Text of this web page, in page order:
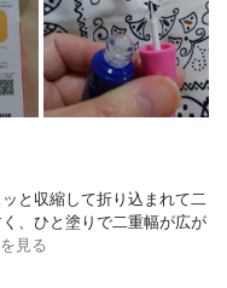
と収縮して折り込まれて二
、ひと塗りで二重幅が広が
見る